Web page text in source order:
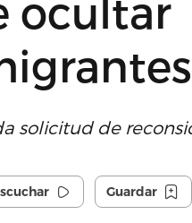
ocultar
solicitud de
Guardar